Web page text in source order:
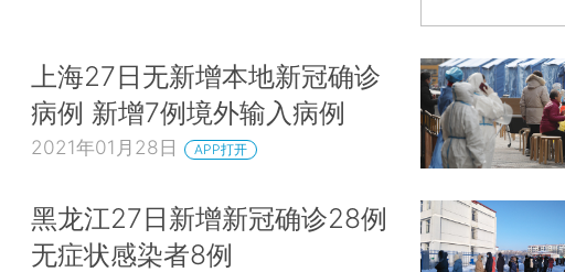
上海27日无新增本地新冠确诊
病例 新增7例境外输入病例
2021年01月28日 APP打开
黑龙江27日新增新冠确诊28例
无症状感染者8例